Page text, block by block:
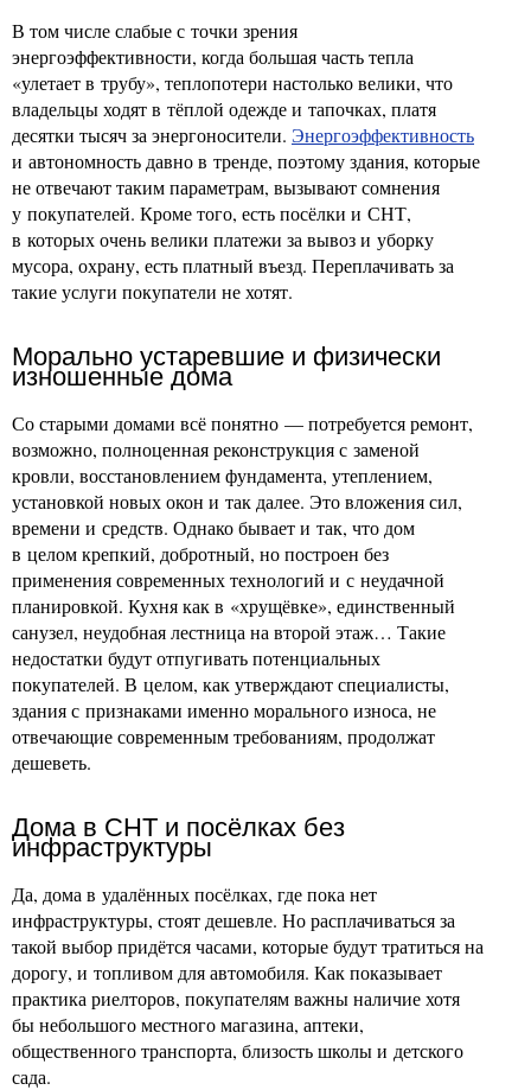
В том числе слабые с точки зрения
энергоэффективности, когда большая часть тепла
«улетает в трубу», теплопотери настолько велики, что
владельцы ходят в тёплой одежде и тапочках, платя
десятки тысяч за энергоносители. Энергоэффективность
и автономность давно в тренде, поэтому здания, которые
не отвечают таким параметрам, вызывают сомнения
у покупателей. Кроме того, есть посёлки и СНТ,
в которых очень велики платежи за вывоз и уборку
мусора, охрану, есть платный въезд. Переплачивать за
такие услуги покупатели не хотят.
Морально устаревшие и физически
изношенные дома
Со старыми домами всё понятно — потребуется ремонт,
возможно, полноценная реконструкция с заменой
кровли, восстановлением фундамента, утеплением,
установкой новых окон и так далее. Это вложения сил,
времени и средств. Однако бывает и так, что дом
в целом крепкий, добротный, но построен без
применения современных технологий и с неудачной
планировкой. Кухня как в «хрущёвке», единственный
санузел, неудобная лестница на второй этаж… Такие
недостатки будут отпугивать потенциальных
покупателей. В целом, как утверждают специалисты,
здания с признаками именно морального износа, не
отвечающие современным требованиям, продолжат
дешеветь.
Дома в СНТ и посёлках без
инфраструктуры
Да, дома в удалённых посёлках, где пока нет
инфраструктуры, стоят дешевле. Но расплачиваться за
такой выбор придётся часами, которые будут тратиться на
дорогу, и топливом для автомобиля. Как показывает
практика риелторов, покупателям важны наличие хотя
бы небольшого местного магазина, аптеки,
общественного транспорта, близость школы и детского
сада.